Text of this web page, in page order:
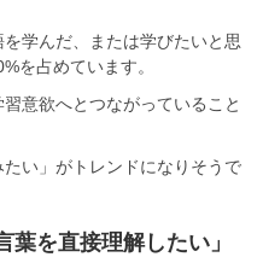
学んだ、または学びたいと思
を占めています。
意欲へとつながっていること
い」がトレンドになりそうで
葉を直接理解したい」